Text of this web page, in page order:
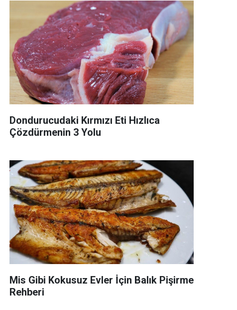
Dondurucudaki Kırmızı Eti Hızlıca
Çözdürmenin 3 Yolu
Mis Gibi Kokusuz Evler İçin Balık Pişirme
Rehberi